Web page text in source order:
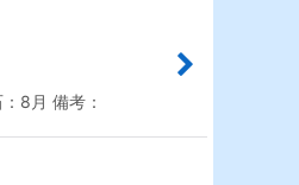
8月 備考：